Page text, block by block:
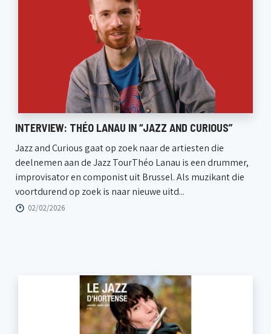
INTERVIEW: THÉO LANAU IN “JAZZ AND CURIOUS”
Jazz and Curious gaat op zoek naar de artiesten die
deelnemen aan de Jazz TourThéo Lanau is een drummer,
improvisator en componist uit Brussel. Als muzikant die
voortdurend op zoek is naar nieuwe uitd...
02/02/2026